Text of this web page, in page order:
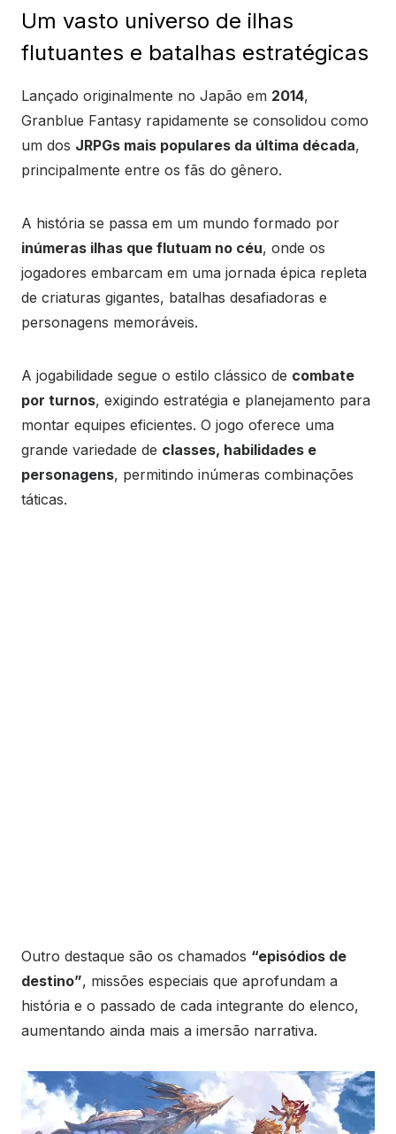
Um vasto universo de ilhas
flutuantes e batalhas estratégicas
Lançado originalmente no Japão em 2014,
Granblue Fantasy rapidamente se consolidou como
um dos JRPGs mais populares da última década,
principalmente entre os fãs do gênero.
A história se passa em um mundo formado por
inúmeras ilhas que flutuam no céu, onde os
jogadores embarcam em uma jornada épica repleta
de criaturas gigantes, batalhas desafiadoras e
personagens memoráveis.
A jogabilidade segue o estilo clássico de combate
por turnos, exigindo estratégia e planejamento para
montar equipes eficientes. O jogo oferece uma
grande variedade de classes, habilidades e
personagens, permitindo inúmeras combinações
táticas.
Outro destaque são os chamados “episódios de
destino”, missões especiais que aprofundam a
história e o passado de cada integrante do elenco,
aumentando ainda mais a imersão narrativa.